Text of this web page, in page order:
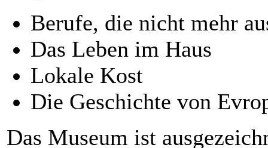
Berufe, die nicht mehr
Das Leben im Haus
Lokale Kost
Die Geschichte von
Das Museum ist